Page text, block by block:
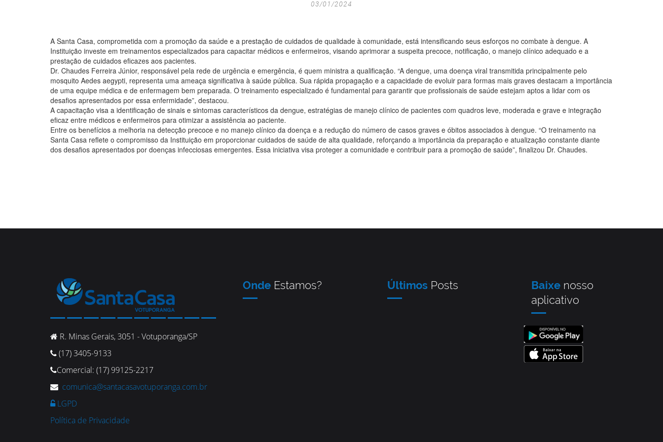
03/01/2024
A Santa Casa, comprometida com a promoção da saúde e a prestação de cuidados de qualidade à comunidade, está intensificando seus esforços no combate à dengue. A
Instituição investe em treinamentos especializados para capacitar médicos e enfermeiros, visando aprimorar a suspeita precoce, notificação, o manejo clínico adequado e a
prestação de cuidados eficazes aos pacientes.
Dr. Chaudes Ferreira Júnior, responsável pela rede de urgência e emergência, é quem ministra a qualificação. “A dengue, uma doença viral transmitida principalmente pelo
mosquito Aedes aegypti, representa uma ameaça significativa à saúde pública. Sua rápida propagação e a capacidade de evoluir para formas mais graves destacam a importância
de uma equipe médica e de enfermagem bem preparada. O treinamento especializado é fundamental para garantir que profissionais de saúde estejam aptos a lidar com os
desafios apresentados por essa enfermidade”, destacou.
A capacitação visa a identificação de sinais e sintomas característicos da dengue, estratégias de manejo clínico de pacientes com quadros leve, moderada e grave e integração
eficaz entre médicos e enfermeiros para otimizar a assistência ao paciente.
Entre os benefícios a melhoria na detecção precoce e no manejo clínico da doença e a redução do número de casos graves e óbitos associados à dengue. “O treinamento na
Santa Casa reflete o compromisso da Instituição em proporcionar cuidados de saúde de alta qualidade, reforçando a importância da preparação e atualização constante diante
dos desafios apresentados por doenças infecciosas emergentes. Essa iniciativa visa proteger a comunidade e contribuir para a promoção de saúde”, finalizou Dr. Chaudes.
R. Minas Gerais, 3051 - Votuporanga/SP
(17) 3405-9133
Comercial: (17) 99125-2217
comunica@santacasavotuporanga.com.br
LGPD
Política de Privacidade
Onde Estamos? ÚltimosPosts Baixe nosso
aplicativo